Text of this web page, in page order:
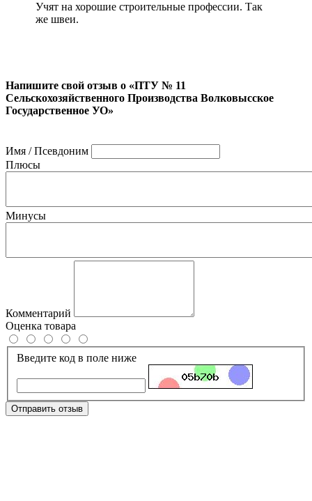
Учят на хорошие строительные профессии. Так
же швеи.
Напишите свой отзыв о «ПТУ № 11
Сельскохозяйственного Производства Волковысское
Государственное УО»
Имя / Псевдоним
Плюсы
Минусы
Комментарий
Оценка товара
Введите код в поле ниже
Отправить отзыв